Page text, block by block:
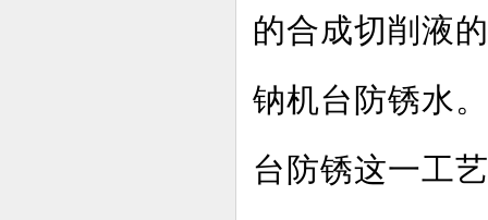
的合成切削液
钠机台防锈水
台防锈这一工